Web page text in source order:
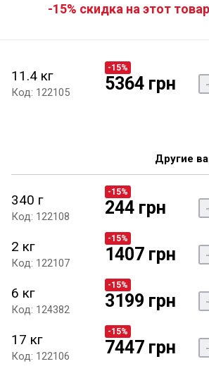
-15% скидка на этот
11.4 кг
Код: 122105
-15%
5364 грн
Другие
340 г
Код: 122108
-15%
244 грн
2 кг
Код: 122107
-15%
1407 грн
6 кг
Код: 124382
-15%
3199 грн
17 кг
Код: 122106
-15%
7447 грн